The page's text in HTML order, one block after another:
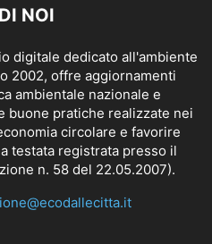
NOI
digitale dedicato all'ambiente
2002, offre aggiornamenti
ambientale nazionale e
buone pratiche realizzate nei
circolare e favorire
testata registrata presso il
n. 58 del 22.05.2007).